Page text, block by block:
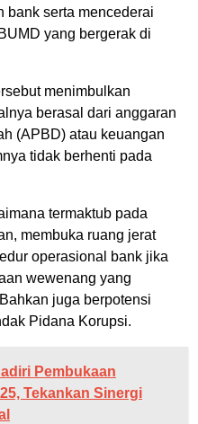
bank serta mencederai
yang bergerak di
menimbulkan
berasal dari anggaran
(APBD) atau keuangan
tidak berhenti pada
termaktub pada
membuka ruang jerat
operasional bank jika
wewenang yang
juga berpotensi
Pidana Korupsi.
Pembukaan
Tekankan Sinergi